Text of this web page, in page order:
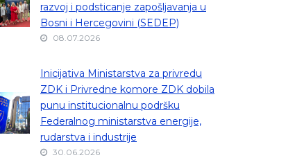
razvoj i podsticanje zapošljavanja u
Bosni i Hercegovini (SEDEP)
08.07.2026
Inicijativa Ministarstva za privredu
ZDK i Privredne komore ZDK dobila
punu institucionalnu podršku
Federalnog ministarstva energije,
rudarstva i industrije
30.06.2026